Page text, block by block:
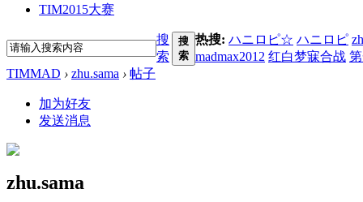
TIM2015大赛
搜
索
搜
索
热搜: ハニロピ☆ ハニロピ
madmax2012 红白梦寐合战
TIMMAD › zhu.sama › 帖子
加为好友
发送消息
zhu.sama